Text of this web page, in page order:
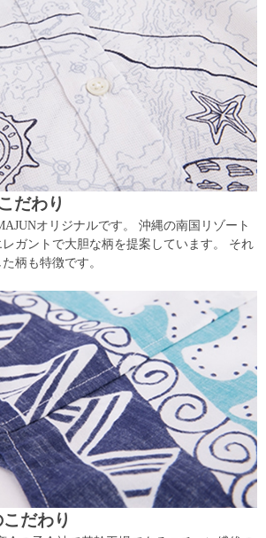
だわり
オリジナルです。 沖縄の南国リゾート
ガントで大胆な柄を提案しています。 それ
柄も特徴です。
だわり